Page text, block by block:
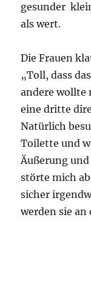
gesunder
als wert.
Die Frauen
„Toll, dass
andere wollte
eine dritte
Natürlich
Toilette und
Äußerung
störte mich
sicher
werden sie an